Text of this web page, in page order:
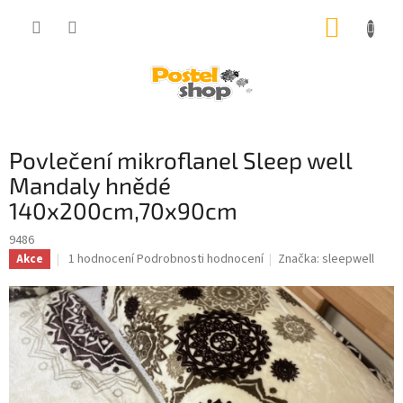
Povlečení mikroflanel Sleep well
Mandaly hnědé
140x200cm,70x90cm
9486
Akce
Průměrné
produktu
je
5,0
z
5
hvězdiček.
1 hodnoceníPodrobnosti hodnocení Značka:sleepwell